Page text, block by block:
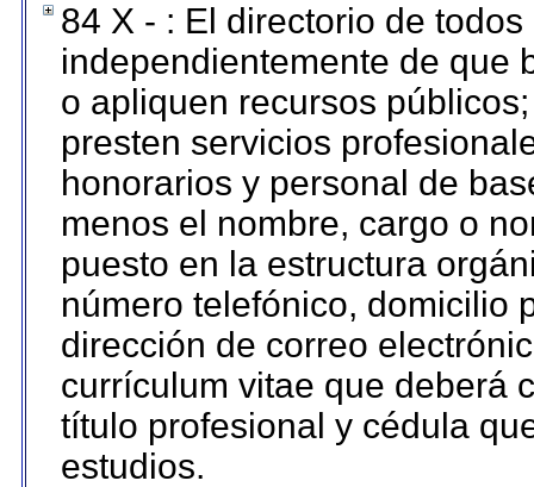
84 X - : El directorio de
independientemente de que
o apliquen recursos
presten servicios
honorarios y personal de
menos el nombre, cargo o
puesto en la estructura
número telefónico, domicilio
dirección de correo
currículum vitae que deberá
título profesional y cédula
estudios.